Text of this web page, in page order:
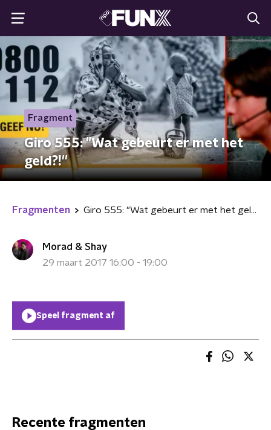
Fragment
Giro 555: "Wat gebeurt er met het
geld?!''
Fragmenten Giro 555: "Wat gebeurt er met het geld?!''
Morad & Shay
29 maart 2017 16:00 - 19:00
Speel fragment af
Recente fragmenten